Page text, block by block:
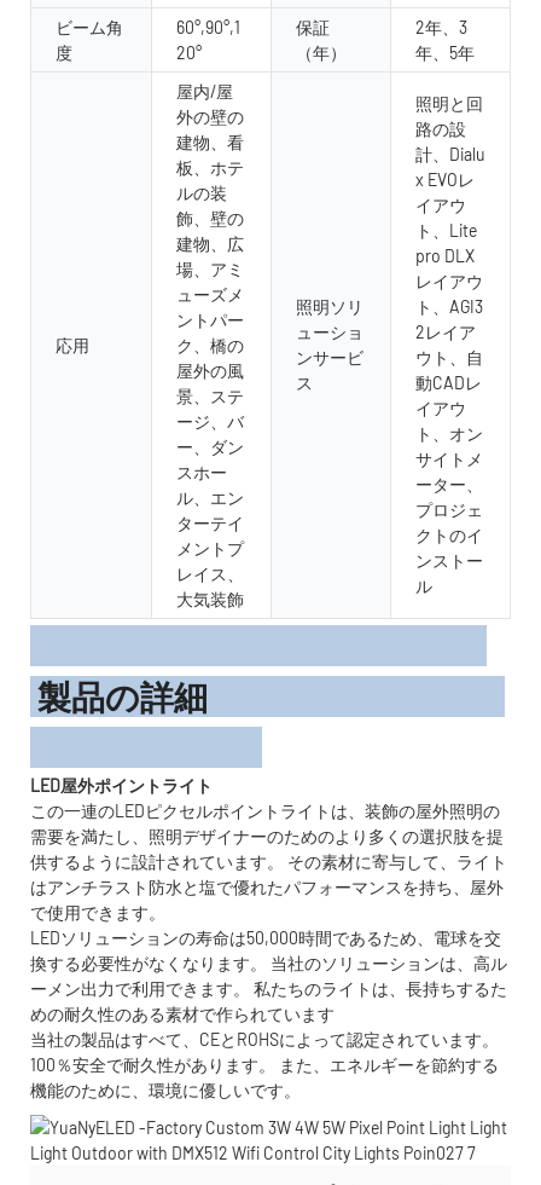
ビーム角
度
60°,90°,1
20°
保証
（年）
2年、3
年、5年
応用
屋内/屋
外の壁の
建物、看
板、ホテ
ルの装
飾、壁の
建物、広
場、アミ
ューズメ
ントパー
ク、橋の
屋外の風
景、ステ
ージ、バ
ー、ダン
スホー
ル、エン
ターテイ
メントプ
レイス、
大気装飾
照明ソリ
ューショ
ンサービ
ス
照明と回
路の設
計、Dialu
x EVOレ
イアウ
ト、Lite
pro DLX
レイアウ
ト、AGI3
2レイア
ウト、自
動CADレ
イアウ
ト、オン
サイトメ
ーター、
プロジェ
クトのイ
ンストー
ル
製品の詳細
LED屋外ポイントライト
この一連のLEDピクセルポイントライトは、装飾の屋外照明の
需要を満たし、照明デザイナーのためのより多くの選択肢を提
供するように設計されています。 その素材に寄与して、ライト
はアンチラスト防水と塩で優れたパフォーマンスを持ち、屋外
で使用できます。
LEDソリューションの寿命は50,000時間であるため、電球を交
換する必要性がなくなります。 当社のソリューションは、高ル
ーメン出力で利用できます。 私たちのライトは、長持ちするた
めの耐久性のある素材で作られています
当社の製品はすべて、CEとROHSによって認定されています。
100％安全で耐久性があります。 また、エネルギーを節約する
機能のために、環境に優しいです。